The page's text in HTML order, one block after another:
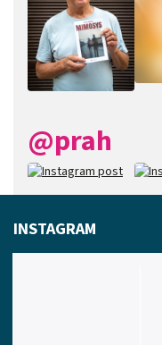
@prah
INSTAGRAM